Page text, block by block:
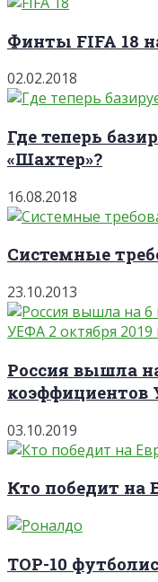
Финты FIFA 18
02.02.2018
Где теперь
«Шахтер»?
16.08.2018
Системные
23.10.2013
Россия вышла
коэффициентов
03.10.2019
Кто победит на
TOP-10